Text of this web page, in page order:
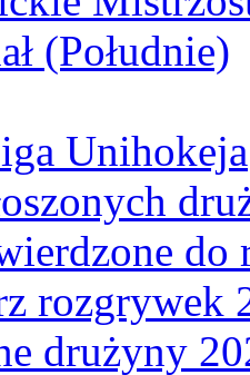
(Południe)
Unihokeja
do
rozgrywek
drużyny